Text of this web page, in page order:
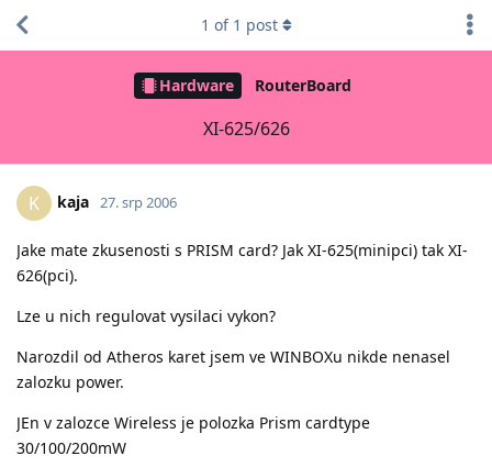
Hardware RouterBoard
XI-625/626
1 of 1 post
K kaja 27. srp 2006
Jake mate zkusenosti s PRISM card? Jak XI-625(minipci) tak XI-
626(pci).
Lze u nich regulovat vysilaci vykon?
Narozdil od Atheros karet jsem ve WINBOXu nikde nenasel
zalozku power.
JEn v zalozce Wireless je polozka Prism cardtype
30/100/200mW